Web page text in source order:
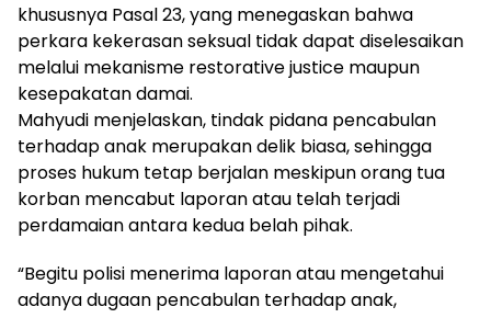
khususnya Pasal 23, yang menegaskan bahwa
perkara kekerasan seksual tidak dapat diselesaikan
melalui mekanisme restorative justice maupun
kesepakatan damai.
Mahyudi menjelaskan, tindak pidana pencabulan
terhadap anak merupakan delik biasa, sehingga
proses hukum tetap berjalan meskipun orang tua
korban mencabut laporan atau telah terjadi
perdamaian antara kedua belah pihak.
“Begitu polisi menerima laporan atau mengetahui
adanya dugaan pencabulan terhadap anak,